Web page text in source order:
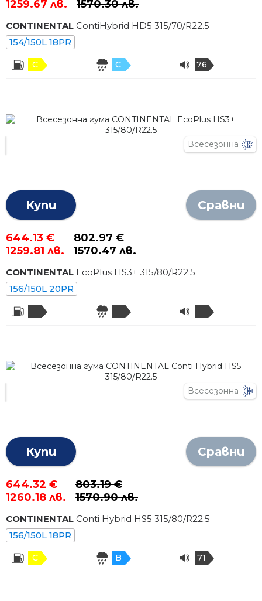
1259.67 лв.
1570.30 лв.
CONTINENTAL ContiHybrid HD5 315/70/R22.5
154/150L 18PR
C C 76
Всесезонна
Купи Сравни
644.13 €
1259.81 лв.
802.97 €
1570.47 лв.
CONTINENTAL EcoPlus HS3+ 315/80/R22.5
156/150L 20PR
Всесезонна
Купи Сравни
644.32 €
1260.18 лв.
803.19 €
1570.90 лв.
CONTINENTAL Conti Hybrid HS5 315/80/R22.5
156/150L 18PR
C B 71